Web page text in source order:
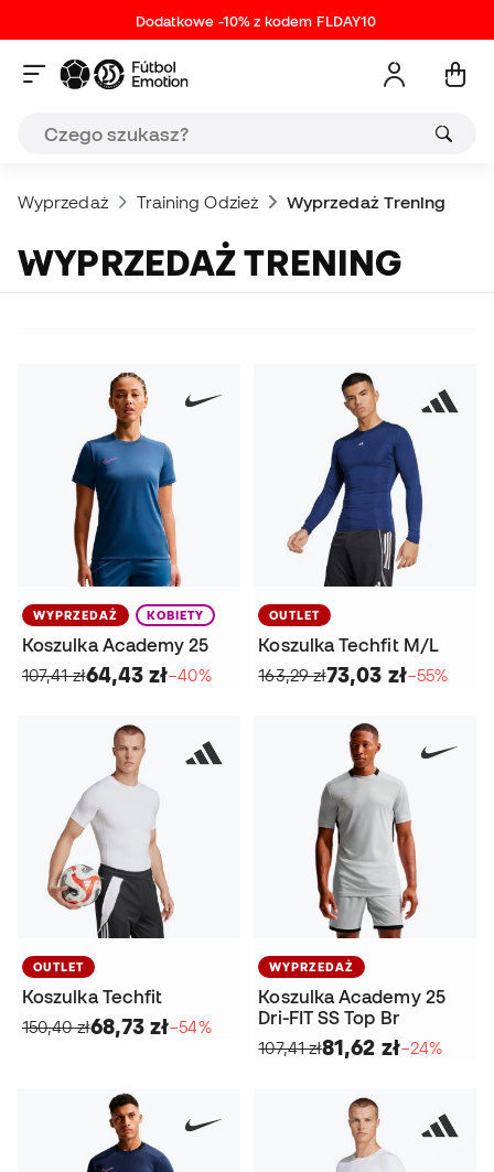
Dodatkowe -10% z kodem FLDAY10
Wyprzedaż Training Odzież Wyprzedaż Trening
WYPRZEDAŻ TRENING
WYPRZEDAŻ KOBIETY
Koszulka Academy 25
107,41 zł64,43 zł−40%
OUTLET
Koszulka Techfit M/L
163,29 zł73,03 zł−55%
OUTLET
Koszulka Techfit
150,40 zł68,73 zł−54%
WYPRZEDAŻ
Koszulka Academy 25
Dri-FIT SS Top Br
107,41 zł81,62 zł−24%